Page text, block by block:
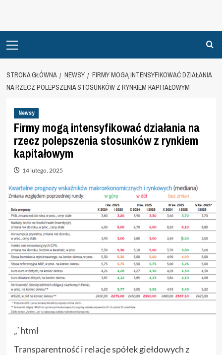
Menu
STRONA GŁÓWNA NEWSY
FIRMY MOGĄ INTENSYFIKOWAĆ DZIAŁANIA
NA RZECZ POLEPSZENIA STOSUNKÓW Z RYNKIEM KAPITAŁOWYM
Newsy
Firmy mogą intensyfikować działania na
rzecz polepszenia stosunków z rynkiem
kapitałowym
14 lutego, 2025
„`html
Transparentność i relacje spółek giełdowych z